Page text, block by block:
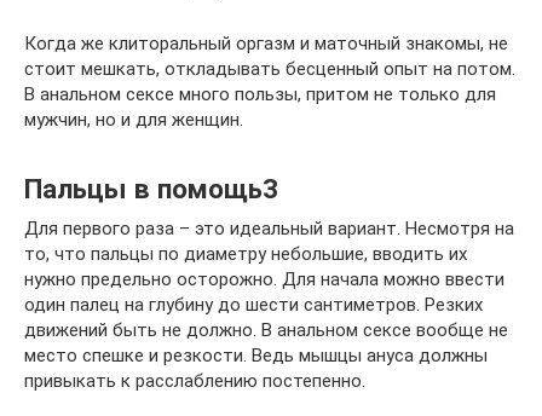
Когда же клиторальный оргазм и маточный знакомы, не
стоит мешкать, откладывать бесценный опыт на потом.
В анальном сексе много пользы, притом не только для
мужчин, но и для женщин.
Пальцы в помощь3
Для первого раза – это идеальный вариант. Несмотря на
то, что пальцы по диаметру небольшие, вводить их
нужно предельно осторожно. Для начала можно ввести
один палец на глубину до шести сантиметров. Резких
движений быть не должно. В анальном сексе вообще не
место спешке и резкости. Ведь мышцы ануса должны
привыкать к расслаблению постепенно.